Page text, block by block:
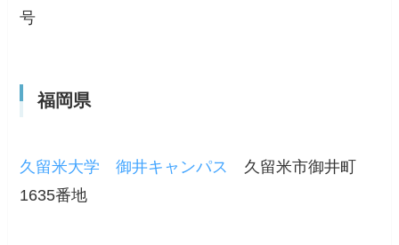
号
福岡県
久留米大学 御井キャンパス
久留米市御井町
1635番地